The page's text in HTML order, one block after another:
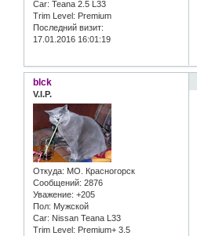
Car: Teana 2.5 L33
Trim Level: Premium
Последний визит:
17.01.2016 16:01:19
blck
V.I.P.
Откуда: МО. Красногорск
Сообщений: 2876
Уважение: +205
Пол: Мужской
Car: Nissan Teana L33
Trim Level: Premium+ 3.5